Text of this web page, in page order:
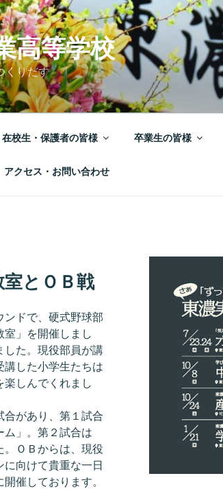
高等学校
りだす
在校生・保護者の皆様 卒業生の皆様
アクセス・お問い合わせ
室とＯＢ戦
ンドで、硬式野球部
室」を開催しまし
した。現役部員が講
講した小学生たちは
しんでくれまし
合があり、第１試合
ム」。第２試合は
。ＯＢからは、現役
向けて貴重な一日
催しております。